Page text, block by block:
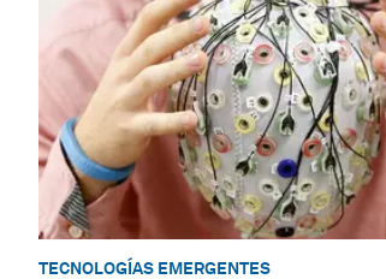
TECNOLOGÍAS EMERGENTES